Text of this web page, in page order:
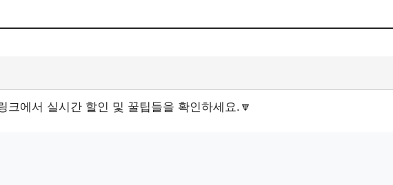
크에서 실시간 할인 및 꿀팁들을 확인하세요.🔽